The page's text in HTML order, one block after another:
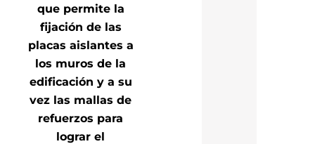
que permite la
fijación de las
placas aislantes a
los muros de la
edificación y a su
vez las mallas de
refuerzos para
lograr el